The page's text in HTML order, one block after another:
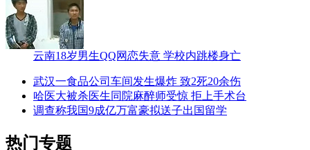
云南18岁男生QQ网恋失意 学校内跳楼身亡
武汉一食品公司车间发生爆炸 致2死20余伤
哈医大被杀医生同院麻醉师受惊 拒上手术台
调查称我国9成亿万富豪拟送子出国留学
热门专题